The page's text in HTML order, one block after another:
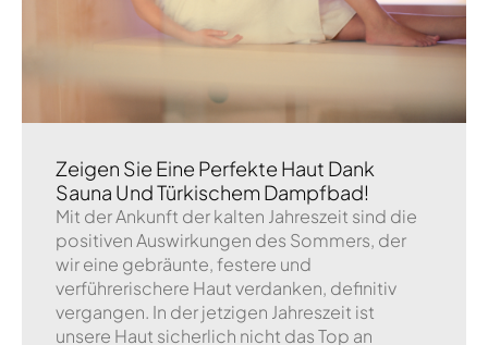
Zeigen Sie Eine Perfekte Haut Dank
Sauna Und Türkischem Dampfbad!
Mit der Ankunft der kalten Jahreszeit sind die
positiven Auswirkungen des Sommers, der
wir eine gebräunte, festere und
verführerischere Haut verdanken, definitiv
vergangen. In der jetzigen Jahreszeit ist
unsere Haut sicherlich nicht das Top an